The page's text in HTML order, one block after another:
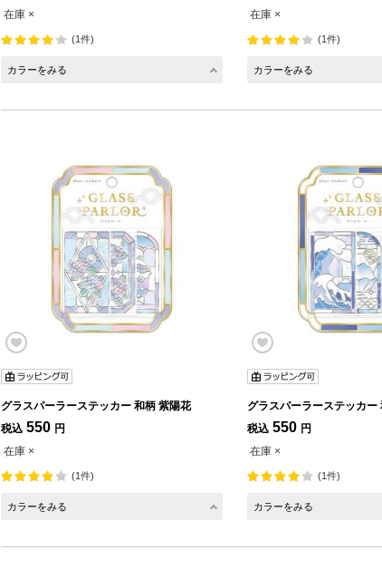
在庫 ×
(1件)
カラーをみる
在庫 ×
(1件)
カラーをみる
グラスパーラーステッカー 和柄 紫陽花
税込 550 円
在庫 ×
(1件)
カラーをみる
税込 550 円
在庫 ×
(1件)
カラーをみる